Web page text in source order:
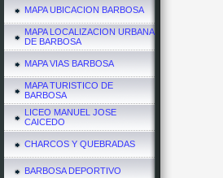
MAPA UBICACION BARBOSA
MAPA LOCALIZACION URBANA
DE BARBOSA
MAPA VIAS BARBOSA
MAPA TURISTICO DE
BARBOSA
LICEO MANUEL JOSE
CAICEDO
CHARCOS Y QUEBRADAS
BARBOSA DEPORTIVO